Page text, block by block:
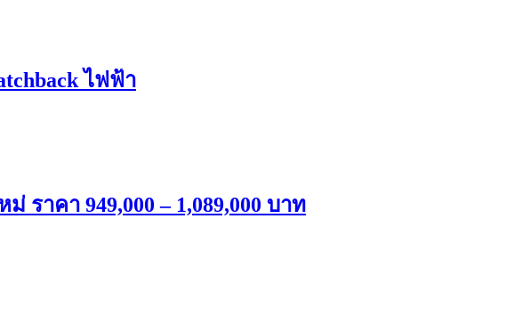
ไฟฟ้า
ราคา 949,000 – 1,089,000 บาท